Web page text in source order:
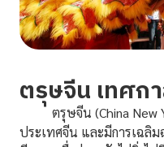
ตรุษจีน เทศก
ตรุษจีน (China New
ประเทศจีน และมีการเฉลิ